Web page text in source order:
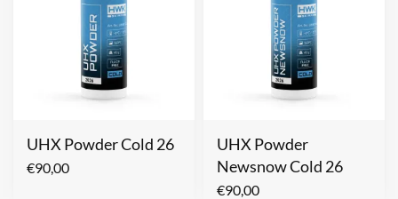
UHX Powder Cold 26
€90,00
UHX Powder
Newsnow Cold 26
€90,00